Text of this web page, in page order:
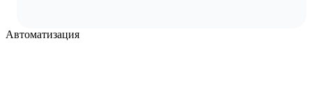
Автоматизация